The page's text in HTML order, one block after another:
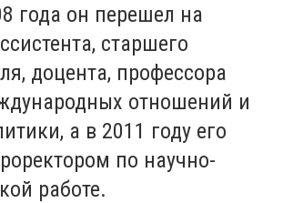
года он перешел на
старшего
доцента, профессора
отношений и
а в 2011 году его
по научно-
работе.